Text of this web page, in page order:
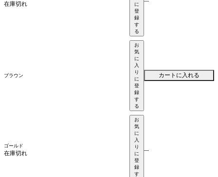
在庫切れ
に
登
録
す
る
ブラウン
お
気
に
入
り
に
登
録
す
る
カートに入れる
ゴールド
在庫切れ
お
気
に
入
り
に
登
録
す
—